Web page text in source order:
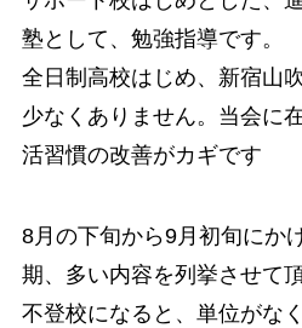
塾として、勉強指導です。
全日制高校はじめ、新宿山
少なくありません。当会に
活習慣の改善がカギです
8月の下旬から9月初旬にか
期、多い内容を列挙させて
不登校になると、単位がな